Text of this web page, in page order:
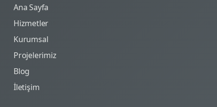
Ana Sayfa
Hizmetler
Kurumsal
Projelerimiz
Blog
İletişim